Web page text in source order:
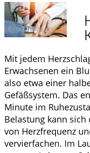
Krankheiten & Therapie
ELTERN UND KIND
GESUND IM ALTER
Mit jedem
Erwachsenen ein
also etwa einer
Gefäßsystem. Das
Minute im
Belastung kann
von Herzfrequenz
vervierfachen. Im